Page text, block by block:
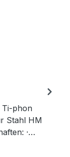
Ti-phon
Stahl HM
·…